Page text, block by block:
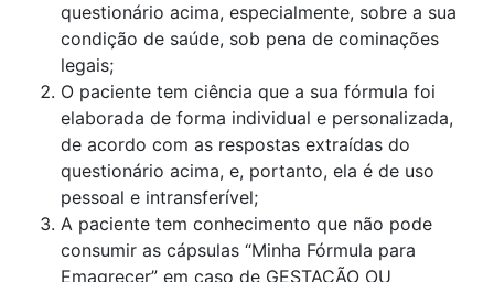
questionário acima, especialmente, sobre a sua
condição de saúde, sob pena de cominações
legais;
O paciente tem ciência que a sua fórmula foi
elaborada de forma individual e personalizada,
de acordo com as respostas extraídas do
questionário acima, e, portanto, ela é de uso
pessoal e intransferível;
A paciente tem conhecimento que não pode
consumir as cápsulas “Minha Fórmula para
Emagrecer” em caso de GESTAÇÃO OU